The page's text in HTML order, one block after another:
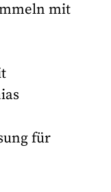
mit
für